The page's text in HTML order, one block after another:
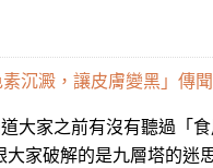
沉澱，讓皮膚變黑」傳聞
大家之前有沒有聽過「
家破解的是九層塔的迷